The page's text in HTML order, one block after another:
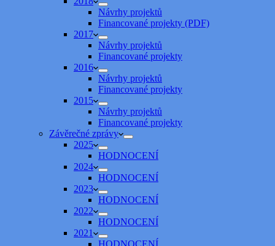
Návrhy projektů
Financované projekty (PDF)
2017
Návrhy projektů
Financované projekty
2016
Návrhy projektů
Financované projekty
2015
Návrhy projektů
Financované projekty
Závěrečné zprávy
2025
HODNOCENÍ
2024
HODNOCENÍ
2023
HODNOCENÍ
2022
HODNOCENÍ
2021
HODNOCENÍ